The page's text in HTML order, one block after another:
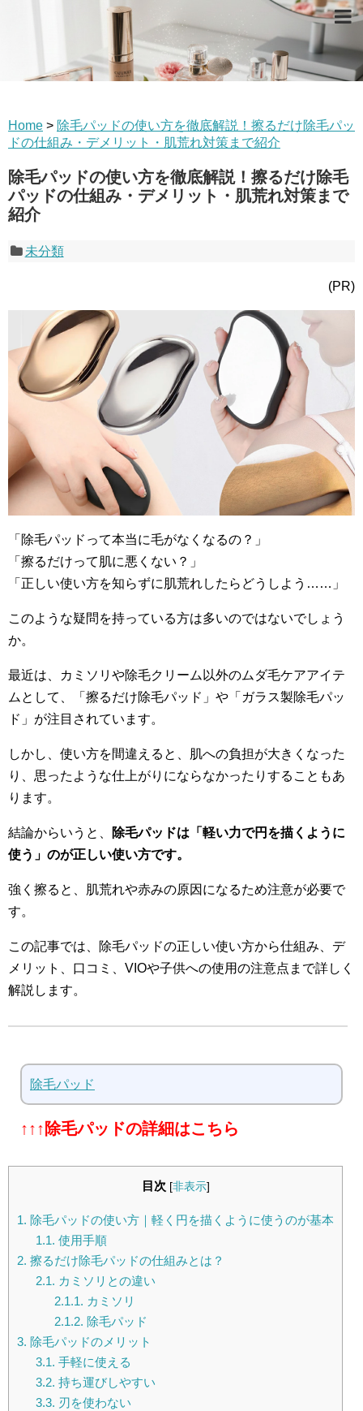
Home > 除毛パッドの使い方を徹底解説！擦るだけ除毛パッ
ドの仕組み・デメリット・肌荒れ対策まで紹介
除毛パッドの使い方を徹底解説！擦るだけ除毛
パッドの仕組み・デメリット・肌荒れ対策まで
紹介
未分類
(PR)
「除毛パッドって本当に毛がなくなるの？」
「擦るだけって肌に悪くない？」
「正しい使い方を知らずに肌荒れしたらどうしよう……」
このような疑問を持っている方は多いのではないでしょう
か。
最近は、カミソリや除毛クリーム以外のムダ毛ケアアイテ
ムとして、「擦るだけ除毛パッド」や「ガラス製除毛パッ
ド」が注目されています。
しかし、使い方を間違えると、肌への負担が大きくなった
り、思ったような仕上がりにならなかったりすることもあ
ります。
結論からいうと、
除毛パッドは「軽い力で円を描くように
使う」のが正しい使い方です。
強く擦ると、肌荒れや赤みの原因になるため注意が必要で
す。
この記事では、除毛パッドの正しい使い方から仕組み、デ
メリット、口コミ、VIOや子供への使用の注意点まで詳しく
解説します。
除毛パッド
↑↑↑除毛パッドの詳細はこちら
目次 [非表示]
1. 除毛パッドの使い方｜軽く円を描くように使うのが基本
1.1. 使用手順
2. 擦るだけ除毛パッドの仕組みとは？
2.1. カミソリとの違い
2.1.1. カミソリ
2.1.2. 除毛パッド
3. 除毛パッドのメリット
3.1. 手軽に使える
3.2. 持ち運びしやすい
3.3. 刃を使わない